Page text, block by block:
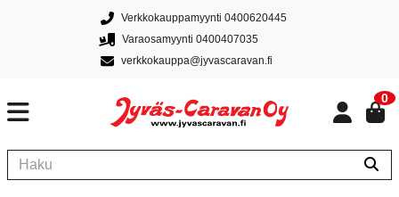
Verkkokauppamyynti 0400620445
Varaosamyynti 0400407035
verkkokauppa@jyvascaravan.fi
0